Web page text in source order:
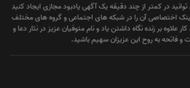
در کمتر از چند دقیقه یک آگهی یادبود مجازی ایجاد کنید
اختصاصی آن را در شبکه های اجتماعی و گروه های مختلف
علاوه بر زنده نگاه داشتن یاد و نام متوفیان عزیز در نثار دعا و
و فاتحه به روح این عزیزان سهیم باشید.